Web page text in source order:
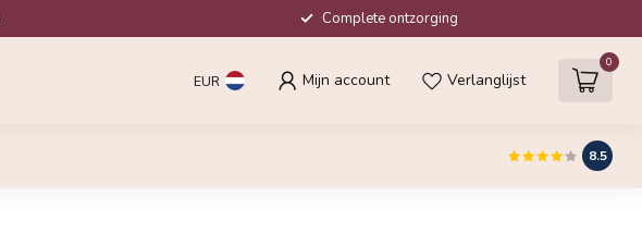
Complete ontzorging
EUR Mijn account Verlanglijst
0
8.5